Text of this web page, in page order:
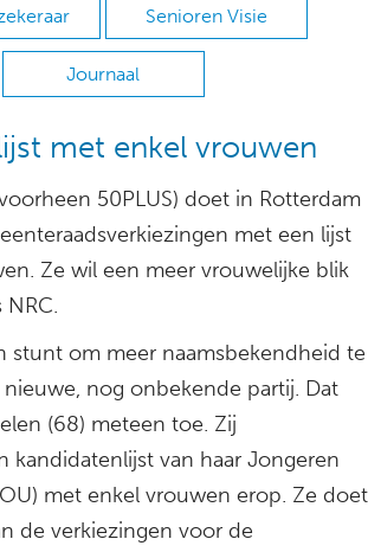
Senioren Visie
Journaal
met enkel vrouwen
50PLUS) doet in Rotterdam
met een lijst
Ze wil een meer vrouwelijke blik
stunt om meer naamsbekendheid te
nog onbekende partij. Dat
(68) meteen toe. Zij
kandidatenlijst van haar Jongeren
met enkel vrouwen erop. Ze doet
de verkiezingen voor de